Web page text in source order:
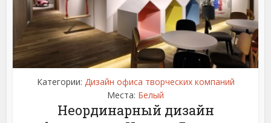
Категории: Дизайн офиса творческих компаний
Места: Белый
Неординарный дизайн